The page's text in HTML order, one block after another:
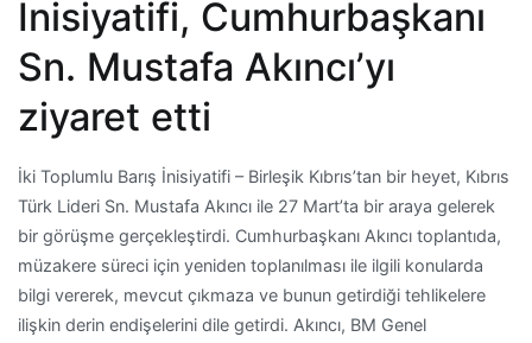
İnisiyatifi, Cumhurbaşkanı
Sn. Mustafa Akıncı’yı
ziyaret etti
İki Toplumlu Barış İnisiyatifi – Birleşik Kıbrıs’tan bir heyet, Kıbrıs
Türk Lideri Sn. Mustafa Akıncı ile 27 Mart’ta bir araya gelerek
bir görüşme gerçekleştirdi. Cumhurbaşkanı Akıncı toplantıda,
müzakere süreci için yeniden toplanılması ile ilgili konularda
bilgi vererek, mevcut çıkmaza ve bunun getirdiği tehlikelere
ilişkin derin endişelerini dile getirdi. Akıncı, BM Genel